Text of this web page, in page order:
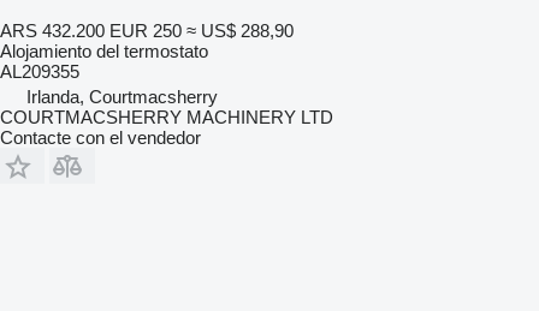
ARS 432.200 EUR 250 ≈ US$ 288,90
Alojamiento del termostato
AL209355
Irlanda, Courtmacsherry
COURTMACSHERRY MACHINERY LTD
Contacte con el vendedor